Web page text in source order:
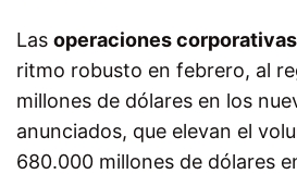
Las operaciones corporativas
ritmo robusto en febrero, al
millones de dólares en los
anunciados, que elevan el
680.000 millones de dólares